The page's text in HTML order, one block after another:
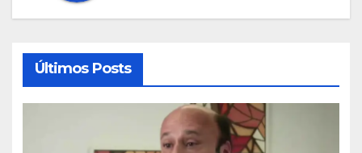
Últimos Posts